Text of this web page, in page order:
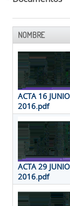
NOMBRE
ACTA 16 JUNIO
2016.pdf
ACTA 29 JUNIO
2016.pdf